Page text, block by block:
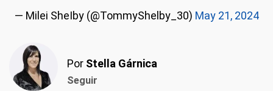
— Milei SheIby (@TommyShelby_30) May 21, 2024
Por Stella Gárnica
Seguir